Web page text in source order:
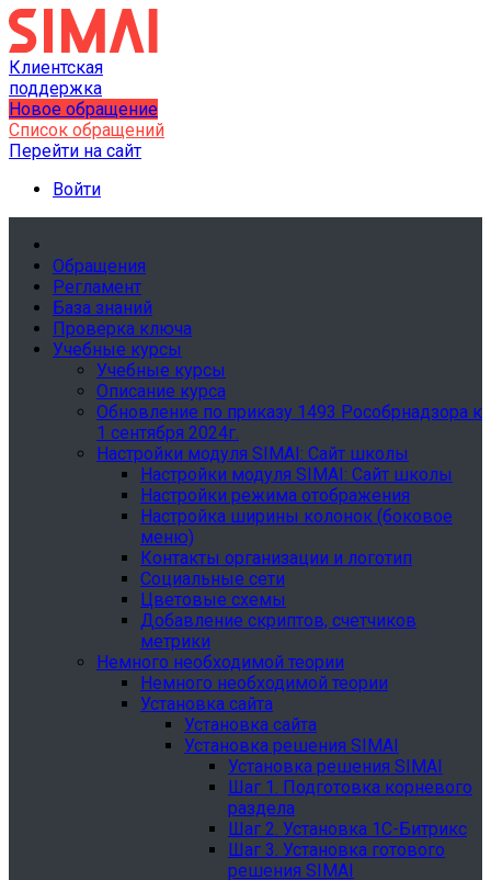
Клиентская
поддержка
Новое обращение
Список обращений
Перейти на сайт
Войти
Обращения
Регламент
База знаний
Проверка ключа
Учебные курсы
Учебные курсы
Описание курса
Обновление по приказу 1493 Рособрнадзора к
1 сентября 2024г.
Настройки модуля SIMAI: Сайт школы
Настройки модуля SIMAI: Сайт школы
Настройки режима отображения
Настройка ширины колонок (боковое
меню)
Контакты организации и логотип
Социальные сети
Цветовые схемы
Добавление скриптов, счетчиков
метрики
Немного необходимой теории
Немного необходимой теории
Установка сайта
Установка сайта
Установка решения SIMAI
Установка решения SIMAI
Шаг 1. Подготовка корневого
раздела
Шаг 2. Установка 1С-Битрикс
Шаг 3. Установка готового
решения SIMAI